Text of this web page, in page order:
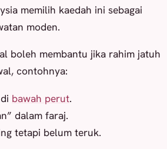
memilih kaedah ini sebagai
moden.
boleh membantu jika rahim jatuh
contohnya:
bawah perut.
dalam faraj.
tetapi belum teruk.